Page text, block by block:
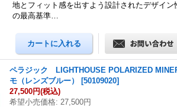
地とフィット感を出すよう設計されたデザイ
の最高基準…
ペラジック LIGHTHOUSE POLARIZED
モ（レンズブルー）
[50109020]
27,500円(税込)
希望小売価格: 27,500円